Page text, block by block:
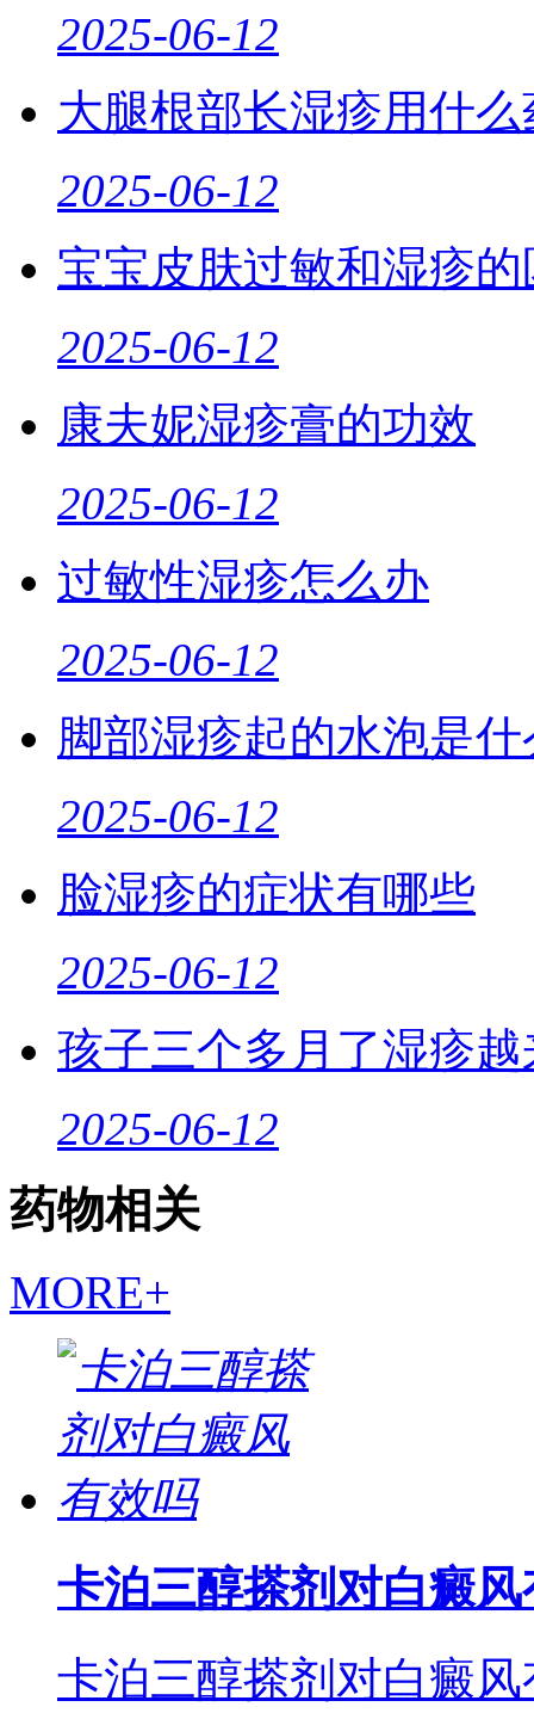
2025-06-12
大腿根部长湿疹用什么
2025-06-12
宝宝皮肤过敏和湿疹的
2025-06-12
康夫妮湿疹膏的功效
2025-06-12
过敏性湿疹怎么办
2025-06-12
脚部湿疹起的水泡是
2025-06-12
脸湿疹的症状有哪些
2025-06-12
孩子三个多月了湿疹
2025-06-12
药物相关
MORE+
卡泊三醇搽剂对白癜
卡泊三醇搽剂对白癜